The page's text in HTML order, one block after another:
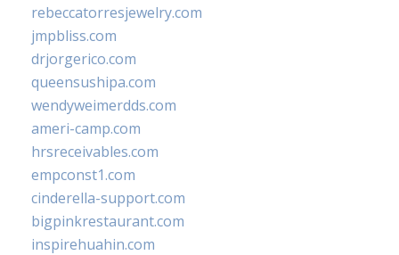
rebeccatorresjewelry.com
jmpbliss.com
drjorgerico.com
queensushipa.com
wendyweimerdds.com
ameri-camp.com
hrsreceivables.com
empconst1.com
cinderella-support.com
bigpinkrestaurant.com
inspirehuahin.com